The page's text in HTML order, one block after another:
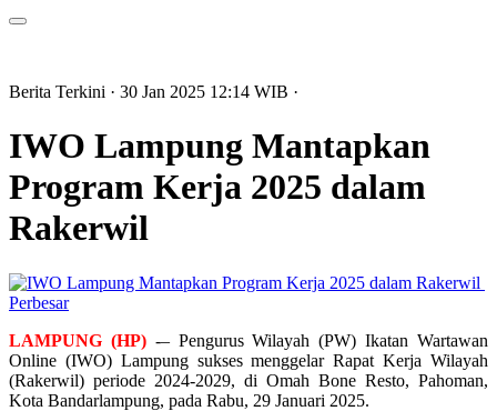
Berita Terkini · 30 Jan 2025 12:14 WIB ·
IWO Lampung Mantapkan
Program Kerja 2025 dalam
Rakerwil
Perbesar
LAMPUNG (HP) -– Pengurus Wilayah (PW) Ikatan Wartawan
Online (IWO) Lampung sukses menggelar Rapat Kerja Wilayah
(Rakerwil) periode 2024-2029, di Omah Bone Resto, Pahoman,
Kota Bandarlampung, pada Rabu, 29 Januari 2025.